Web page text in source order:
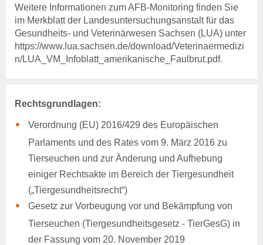
Weitere Informationen zum AFB-Monitoring finden Sie
im Merkblatt der Landesuntersuchungsanstalt für das
Gesundheits- und Veterinärwesen Sachsen (LUA) unter
https://www.lua.sachsen.de/download/Veterinaermedizi
n/LUA_VM_Infoblatt_amerikanische_Faulbrut.pdf.
Rechtsgrundlagen:
Verordnung (EU) 2016/429 des Europäischen
Parlaments und des Rates vom 9. März 2016 zu
Tierseuchen und zur Änderung und Aufhebung
einiger Rechtsakte im Bereich der Tiergesundheit
(„Tiergesundheitsrecht“)
Gesetz zur Vorbeugung vor und Bekämpfung von
Tierseuchen (Tiergesundheitsgesetz - TierGesG) in
der Fassung vom 20. November 2019